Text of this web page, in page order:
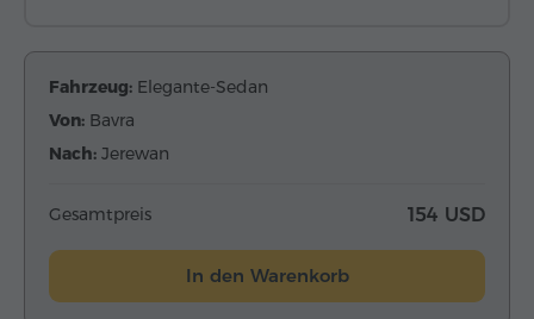
Fahrzeug: Elegante-Sedan
Von: Bavra
Nach: Jerewan
Gesamtpreis 154 USD
In den Warenkorb